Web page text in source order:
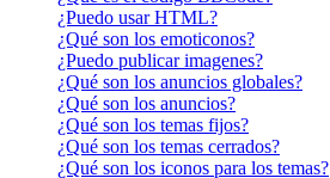
¿Puedo usar HTML?
¿Qué son los emoticonos?
¿Puedo publicar imagenes?
¿Qué son los anuncios globales?
¿Qué son los anuncios?
¿Qué son los temas fijos?
¿Qué son los temas cerrados?
¿Qué son los iconos para los temas?